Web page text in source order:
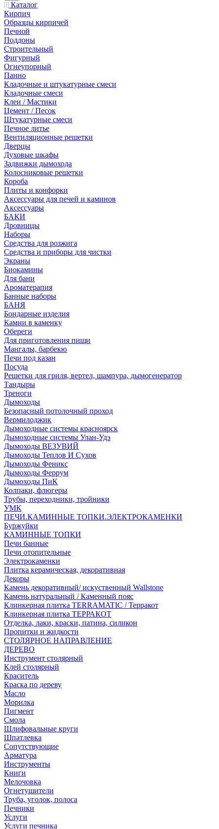
Каталог
Кирпич
Образцы кирпичей
Печной
Поддоны
Строительный
Фигурный
Огнеупорный
Панно
Кладочные и штукатурные смеси
Кладочные смеси
Клеи / Мастики
Цемент / Песок
Штукатурные смеси
Печное литье
Вентиляционные решетки
Дверцы
Духовые шкафы
Задвижки дымохода
Колосниковые решетки
Короба
Плиты и конфорки
Аксессуары для печей и каминов
Аксессуары
БАКИ
Дровницы
Наборы
Средства для розжига
Средства и приборы для чистки
Экраны
Биокамины
Для бани
Ароматерапия
Банные наборы
БАНЯ
Бондарные изделия
Камни в каменку
Обереги
Для приготовления пищи
Мангалы, барбекю
Печи под казан
Посуда
Решетки для гриля, вертел, шампура, дымогенератор
Тандыры
Треноги
Дымоходы
Безопасный потолочный проход
Вермилоджик
Дымоходные системы красноярск
Дымоходные системы Улан-Удэ
Дымоходы ВЕЗУВИЙ
Дымоходы Теплов И Сухов
Дымоходы Феникс
Дымоходы Феррум
Дымоходы ПиК
Колпаки, флюгеры
Трубы, переходники, тройники
УМК
ПЕЧИ.КАМИННЫЕ ТОПКИ.ЭЛЕКТРОКАМЕНКИ
Буржуйки
КАМИННЫЕ ТОПКИ
Печи банные
Печи отопительные
Электрокаменки
Плитка керамическая, декоративная
Декоры
Камень декоративный/ искуственный Wallstone
Камень натуральный / Каменный пояс
Клинкерная плитка TERRAMATIC / Терракот
Клинкерная плитка ТЕРРАКОТ
Отделка, лаки, краски, патина, силикон
Пропитки и жидкости
СТОЛЯРНОЕ НАПРАВЛЕНИЕ
ДЕРЕВО
Инструмент столярный
Клей столярный
Краситель
Краска по дереву
Масло
Морилка
Пигмент
Смола
Шлифовальные круги
Шпатлевка
Сопутствующие
Арматура
Инструменты
Книги
Мелочовка
Огнетушители
Труба, уголок, полоса
Печники
Услуги
Услуги печника